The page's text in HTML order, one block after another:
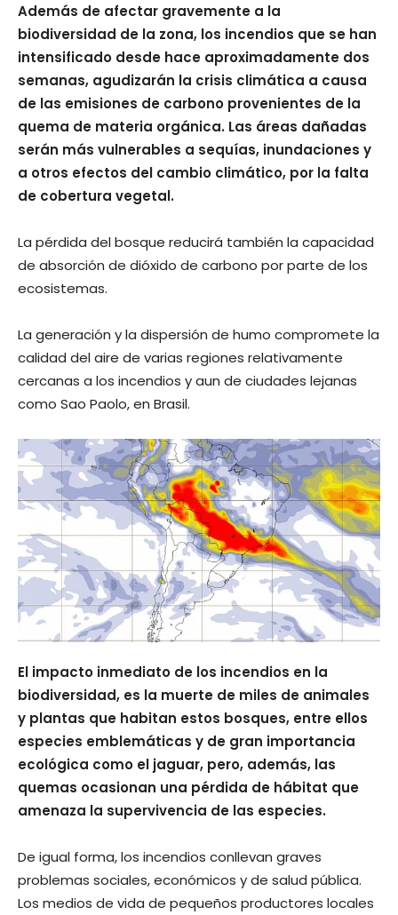
Además de afectar gravemente a la
biodiversidad de la zona, los incendios que se han
intensificado desde hace aproximadamente dos
semanas, agudizarán la crisis climática a causa
de las emisiones de carbono provenientes de la
quema de materia orgánica. Las áreas dañadas
serán más vulnerables a sequías, inundaciones y
a otros efectos del cambio climático, por la falta
de cobertura vegetal.
La pérdida del bosque reducirá también la capacidad
de absorción de dióxido de carbono por parte de los
ecosistemas.
La generación y la dispersión de humo compromete la
calidad del aire de varias regiones relativamente
cercanas a los incendios y aun de ciudades lejanas
como Sao Paolo, en Brasil.
El impacto inmediato de los incendios en la
biodiversidad, es la muerte de miles de animales
y plantas que habitan estos bosques, entre ellos
especies emblemáticas y de gran importancia
ecológica como el jaguar, pero, además, las
quemas ocasionan una pérdida de hábitat que
amenaza la supervivencia de las especies.
De igual forma, los incendios conllevan graves
problemas sociales, económicos y de salud pública.
Los medios de vida de pequeños productores locales